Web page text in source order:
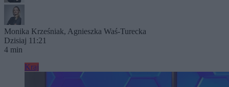
Monika Krześniak, Agnieszka Waś-Turecka
Dzisiaj 11:21
4 min
Kraj